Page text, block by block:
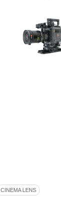
CINEMA LENS